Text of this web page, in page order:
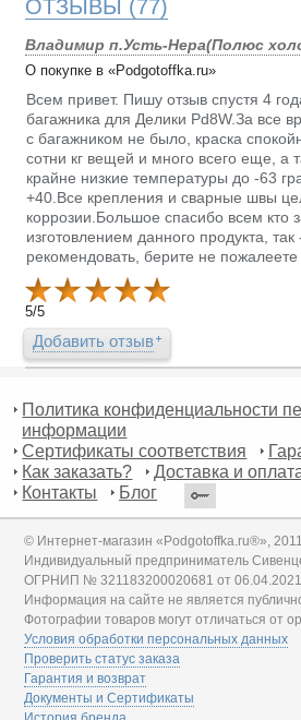
ОТЗЫВЫ (77)
Владимир п.Усть-Нера(Полюс
О покупке в «Podgotoffka.ru»
Всем привет. Пишу отзыв спустя 4
багажника для Делики Pd8W.За все
с багажником не было, краска
сотни кг вещей и много всего еще, а
крайне низкие температуры до -63
+40.Все крепления и сварные швы
коррозии.Большое спасибо всем кто
изготовлением данного продукта, так
рекомендовать, берите не пожалеете
5/5
Добавить отзыв
Политика конфиденциальности
информации
Сертификаты соответствия
Как заказать?
Доставка и
Контакты
Блог
© Интернет-магазин «Podgotoffka.ru®»,
Индивидуальный предприниматель
ОГРНИП № 321183200020681 от
Информация на сайте не является
Фотографии товаров могут отличаться от
Условия обработки персональных данных
Проверить статус заказа
Гарантия и возврат
Документы и Сертификаты